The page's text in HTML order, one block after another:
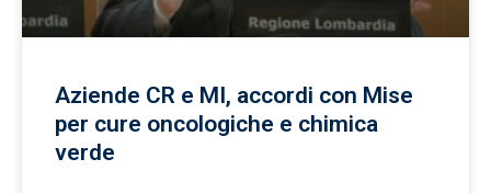
Aziende CR e MI, accordi con Mise
per cure oncologiche e chimica
verde